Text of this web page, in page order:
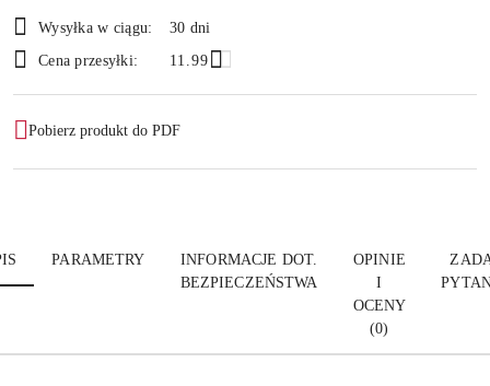
i
dostawa
Wysyłka w ciągu:
30 dni
Cena przesyłki:
11.99
Pobierz produkt do PDF
PARAMETRY
INFORMACJE DOT.
BEZPIECZEŃSTWA
OPINIE
I
OCENY
(0)